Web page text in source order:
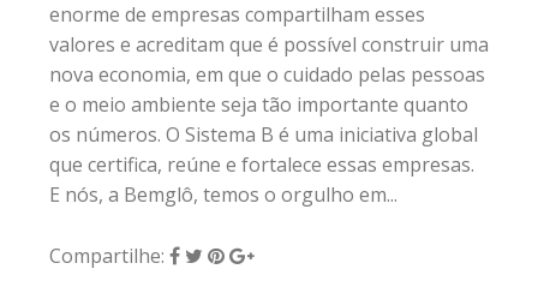
enorme de empresas compartilham esses
valores e acreditam que é possível construir uma
nova economia, em que o cuidado pelas pessoas
e o meio ambiente seja tão importante quanto
os números. O Sistema B é uma iniciativa global
que certifica, reúne e fortalece essas empresas.
E nós, a Bemglô, temos o orgulho em...
Compartilhe: